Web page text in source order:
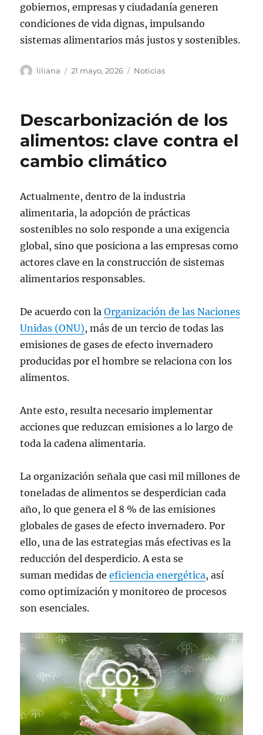
gobiernos, empresas y ciudadanía generen
condiciones de vida dignas, impulsando
sistemas alimentarios más justos y sostenibles.
Autor
liliana
Publicado
21 mayo, 2026 Categorías
Noticias
Descarbonización de los
alimentos: clave contra el
cambio climático
Actualmente, dentro de la industria
alimentaria, la adopción de prácticas
sostenibles no solo responde a una exigencia
global, sino que posiciona a las empresas como
actores clave en la construcción de sistemas
alimentarios responsables.
De acuerdo con laOrganización de las Naciones
Unidas (ONU), más de un tercio de todas las
emisiones de gases de efecto invernadero
producidas por el hombre se relaciona con los
alimentos.
Ante esto, resulta necesario implementar
acciones que reduzcan emisiones a lo largo de
toda la cadena alimentaria.
La organización señala que casi mil millones de
toneladas de alimentos se desperdician cada
año, lo que genera el 8 % de las emisiones
globales de gases de efecto invernadero. Por
ello, una de las estrategias más efectivas es la
reducción del desperdicio. A esta se
suman medidas deeficiencia energética, así
como optimización y monitoreo de procesos
son esenciales.